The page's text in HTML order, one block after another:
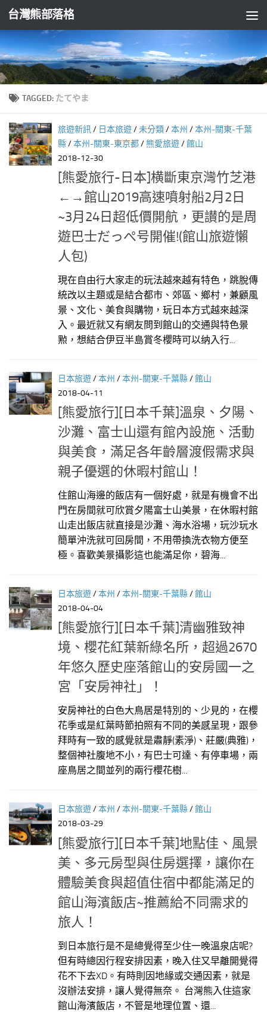
Skip to content
台灣熊部落格
TAGGED: たてやま
旅遊新訊/ 日本旅遊/未分類/本州 /本州-關東-千葉
縣/本州-關東-東京都/ 熊愛旅遊/館山
2018-12-30
[熊愛旅行-日本]横斷東京灣竹芝港
←→館山2019高速噴射船2月2日
~3月24日超低價開航，更讃的是周
遊巴士だっぺ号開催!(館山旅遊懶
人包)
現在自由行大家走的玩法越來越有特色，跳脫傳
統改以主題或是結合都市、郊區、鄉村，兼顧風
景、文化、美食與購物，玩日本方式越來越深
入。最近就又有網友問到館山的交通與特色景
㸃，想結合伊豆半島賞冬櫻時可以纳入行...
日本旅遊/本州 /本州-關東-千葉縣/館山
2018-04-11
[熊愛旅行][日本千葉]溫泉、夕陽、
沙灘、富士山還有館內設施、活動
與美食，滿足各年齡層渡假需求與
親子優選的休暇村館山！
住館山海邊的飯店有一個好處，就是有機會不出
門在房間就可欣賞夕陽富士山美景，在休暇村館
山走出飯店就直接是沙灘、海水浴場，玩沙玩水
簡單沖洗就可回房間，不用帶換洗衣物方便至
極。喜歡美景攝影這也能滿足你，碧海...
日本旅遊/本州 /本州-關東-千葉縣/館山
2018-04-04
[熊愛旅行][日本千葉]清幽雅致神
境、櫻花紅葉新綠名所，超過2670
年悠久歷史座落館山的安房國一之
宮「安房神社」！
安房神社的白色大鳥居是特別的、少見的，在櫻
花季或是紅葉時節拍照有不同的美感呈現，跟參
拜時有一致的感覺就是肅靜(素淨)、莊嚴(典雅)，
整個神社腹地不小，有巴士可達、有停車場，兩
座鳥居之間並列的兩行櫻花樹...
日本旅遊/本州 /本州-關東-千葉縣/館山
2018-03-29
[熊愛旅行][日本千葉]地點佳、風景
美、多元房型與住房選擇，讓你在
體驗美食與超值住宿中都能滿足的
館山海濱飯店~推薦給不同需求的
旅人！
到日本旅行是不是總覺得至少住一晚溫泉店呢?
但有時總因行程安排因素，晚入住又早離開覺得
花不下去XD。有時則因地緣或交通因素，就是
沒辦法安排，讓人覺得無奈。 台灣熊入住這家
館山海濱飯店，不管是地理位置、還...